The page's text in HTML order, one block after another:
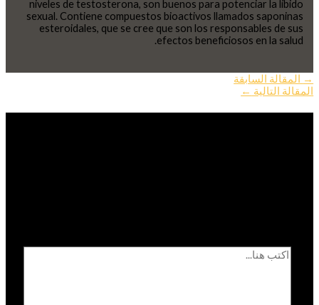
niveles de testosterona, son buenos para potenciar la líbido
sexual. Contiene compuestos bioactivos llamados saponinas
esteroidales, que se cree que son los responsables de sus
efectos beneficiosos en la salud.
→ المقالة السابقة
المقالة التالية ←